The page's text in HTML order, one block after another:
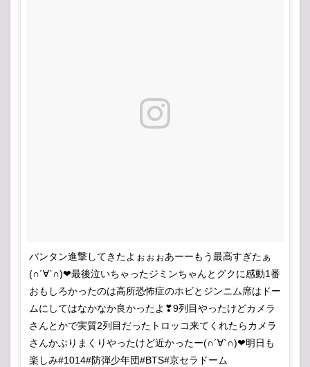
バンタン進撃してきたよぉぉぉあーーもう最高すぎたぁ
(∩´∀`∩)❤最後泣いちゃったジミンちゃんとグクに感動1番
おもしろかったのは高所恐怖症のホビとジンニム席はドー
ムにしてはなかなか良かったよ❣9列目やったけどカメラ
さんとかで実質2列目だったトロッコ来てくれたらカメラ
さんかぶりまくりやったけど近かったー(∩´∀`∩)❤明日も
楽しみ#1014#防弾少年団#BTS#京セラドーム